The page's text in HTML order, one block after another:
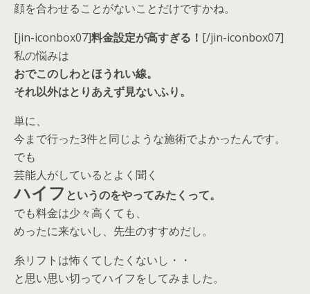
顔を合わせることがないことだけですかね。
[jin-iconbox07]料金設定が高すぎる！ [/jin-iconbox07]
私の悩みは
おでこのしわとほうれい線。
それ以外はとりあえず見ないふり。
単に、
今まで行った3件と同じような施術でよかったんです。
でも
芸能人がしているとよく聞く
ハイフ というのをやってみたくって。
でも料金は少々高くても、
めったに来ないし、先生のすすめだし。
糸リフトは怖くてしたくないし・・
と思い思い切ってハイフをしてみました。